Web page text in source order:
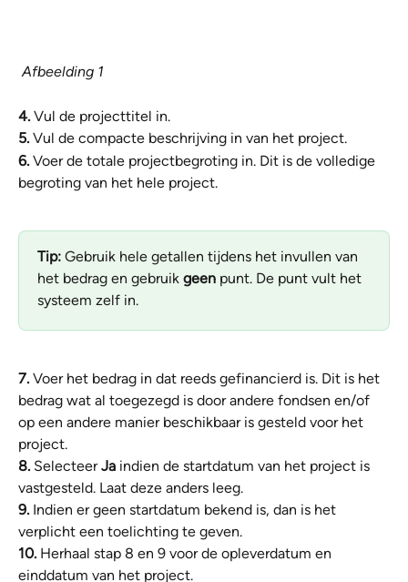
Afbeelding 1
4. Vul de projecttitel in.
5. Vul de compacte beschrijving in van het project.
6. Voer de totale projectbegroting in. Dit is de volledige
begroting van het hele project.
Tip: Gebruik hele getallen tijdens het invullen van
het bedrag en gebruik geen punt. De punt vult het
systeem zelf in.
7. Voer het bedrag in dat reeds gefinancierd is. Dit is het
bedrag wat al toegezegd is door andere fondsen en/of
op een andere manier beschikbaar is gesteld voor het
project.
8. Selecteer Ja indien de startdatum van het project is
vastgesteld. Laat deze anders leeg.
9. Indien er geen startdatum bekend is, dan is het
verplicht een toelichting te geven.
10. Herhaal stap 8 en 9 voor de opleverdatum en
einddatum van het project.